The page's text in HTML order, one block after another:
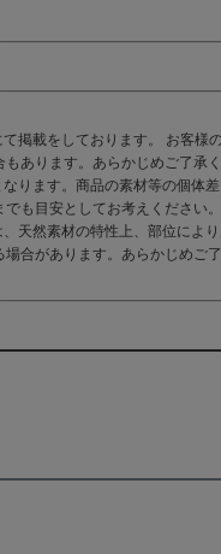
掲載をしております。 お客様
あります。あらかじめご了承く
ります。商品の素材等の個体
も目安としてお考えください。
天然素材の特性上、部位によ
合があります。あらかじめご